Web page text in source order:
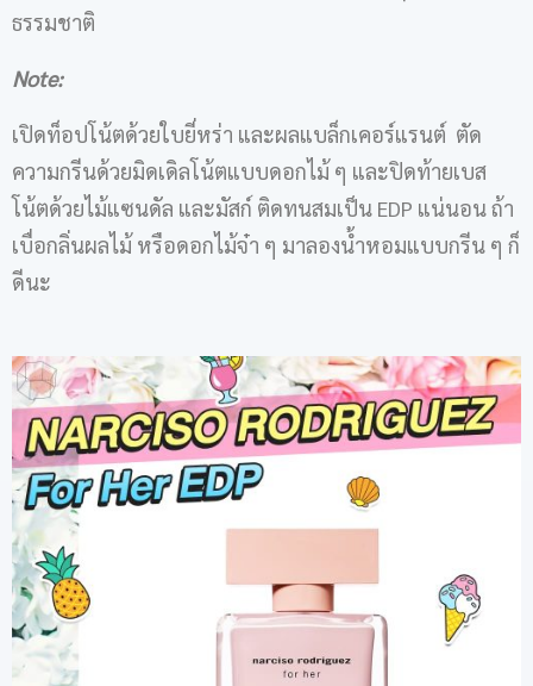
ธรรมชาติ
Note:
เปิดท็อปโน้ตด้วยใบยี่หร่า และผลแบล็กเคอร์แรนต์ ตัด
ความกรีนด้วยมิดเดิลโน้ตแบบดอกไม้ ๆ และปิดท้ายเบส
โน้ตด้วยไม้แซนดัล และมัสก์ ติดทนสมเป็น EDP แน่นอน ถ้า
เบื่อกลิ่นผลไม้ หรือดอกไม้จ๋า ๆ มาลองน้ำหอมแบบกรีน ๆ ก็
ดีนะ